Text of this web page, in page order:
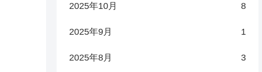
2025年10月 8
2025年9月 1
2025年8月 3